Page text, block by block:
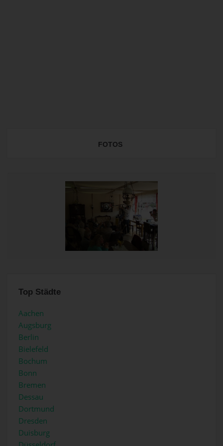
FOTOS
Top Städte
Aachen
Augsburg
Berlin
Bielefeld
Bochum
Bonn
Bremen
Dessau
Dortmund
Dresden
Duisburg